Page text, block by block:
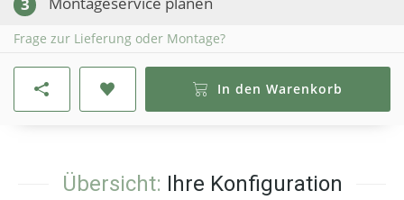
3
Frage zur Lieferung oder Montage?
In den Warenkorb
Übersicht: Ihre Konfiguration